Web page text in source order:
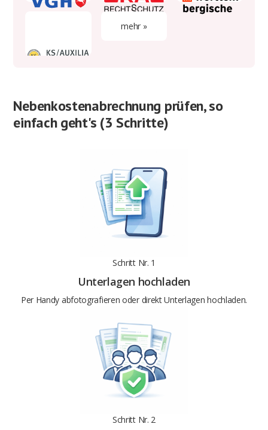
mehr »
Nebenkostenabrechnung prüfen, so
einfach geht's (3 Schritte)
Schritt Nr. 1
Unterlagen hochladen
Per Handy abfotografieren oder direkt Unterlagen hochladen.
Schritt Nr. 2